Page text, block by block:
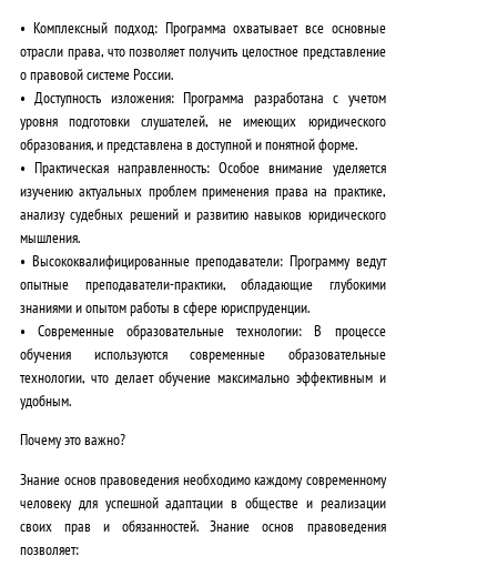
• Комплексный подход: Программа охватывает все основные
отрасли права, что позволяет получить целостное представление
о правовой системе России.
•Доступность изложения:Программа разработана с учетом
уровня подготовки слушателей, не имеющих юридического
образования, и представлена в доступной и понятной форме.
•Практическая направленность: Особое внимание уделяется
изучению актуальных проблем применения права на практике,
анализу судебных решений и развитию навыков юридического
мышления.
• Высококвалифицированные преподаватели: Программу ведут
опытные преподаватели-практики, обладающие глубокими
знаниями и опытом работы в сфере юриспруденции.
•Современные образовательные технологии: В процессе
обучения используются современные образовательные
технологии, что делает обучение максимально эффективным и
удобным.
Почему это важно?
Знание основ правоведения необходимо каждому современному
человеку для успешной адаптации в обществе и реализации
своих прав и обязанностей. Знание основ правоведения
позволяет: